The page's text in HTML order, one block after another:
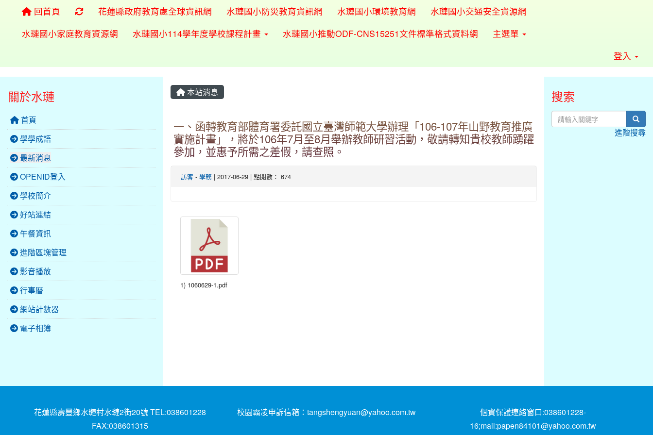
回首頁 重新取得佈景設定
花蓮縣政府教育處全球資訊網 水璉國小防災教育資訊網 水璉國小環境教育網
水璉國小交通安全資源網
水璉國小家庭教育資源網
水璉國小114學年度學校課程計畫 水璉國小推動ODF-CNS15251文件標準格式資料網
主選單
登入
本站消息
一、函轉教育部體育署委託國立臺灣師範大學辦理「106-107年山野教育推廣
實施計畫」，將於106年7月至8月舉辦教師研習活動，敬請轉知貴校教師踴躍
參加，並惠予所需之差假，請查照。
訪客 - 學務 | 2017-06-29 | 點閱數： 674
1) 1060629-1.pdf
關於水璉
首頁
學學成語
最新消息
OPENID登入
學校簡介
好站連結
午餐資訊
進階區塊管理
影音播放
行事曆
網站計數器
電子相簿
搜索
進階搜尋
花蓮縣壽豐鄉水璉村水璉2街20號 TEL:038601228
FAX:038601315
校園霸凌申訴信箱：tangshengyuan@yahoo.com.tw
個資保護連絡窗口:038601228-
16;mail:papen84101@yahoo.com.tw